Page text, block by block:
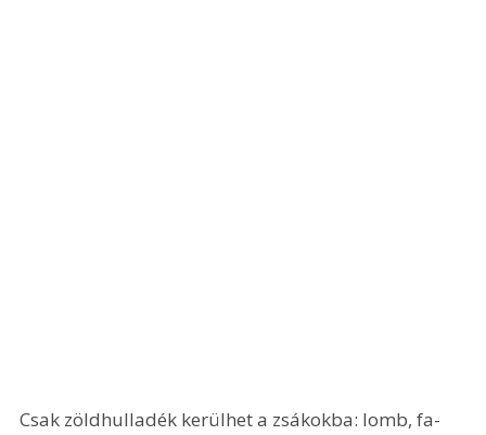
Csak zöldhulladék kerülhet a zsákokba: lomb, fa-